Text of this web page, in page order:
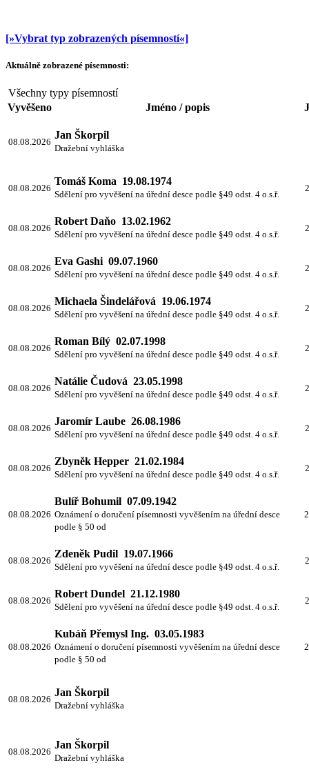
[»Vybrat typ zobrazených písemností«]
Aktuálně zobrazené písemnosti:
Všechny typy písemností
Vyvěšeno
Jméno / popis
08.08.2026
Jan Škorpil
Dražební vyhláška
08.08.2026
Tomáš Koma 19.08.1974
Sdělení pro vyvěšení na úřední desce podle §49 odst. 4 o.s.ř.
08.08.2026
Robert Daňo 13.02.1962
Sdělení pro vyvěšení na úřední desce podle §49 odst. 4 o.s.ř.
08.08.2026
Eva Gashi 09.07.1960
Sdělení pro vyvěšení na úřední desce podle §49 odst. 4 o.s.ř.
08.08.2026
Michaela Šindelářová 19.06.1974
Sdělení pro vyvěšení na úřední desce podle §49 odst. 4 o.s.ř.
08.08.2026
Roman Bílý 02.07.1998
Sdělení pro vyvěšení na úřední desce podle §49 odst. 4 o.s.ř.
08.08.2026
Natálie Čudová 23.05.1998
Sdělení pro vyvěšení na úřední desce podle §49 odst. 4 o.s.ř.
08.08.2026
Jaromír Laube 26.08.1986
Sdělení pro vyvěšení na úřední desce podle §49 odst. 4 o.s.ř.
08.08.2026
Zbyněk Hepper 21.02.1984
Sdělení pro vyvěšení na úřední desce podle §49 odst. 4 o.s.ř.
08.08.2026
Bulíř Bohumil 07.09.1942
Oznámení o doručení písemnosti vyvěšením na úřední desce
podle § 50 od
08.08.2026
Zdeněk Pudil 19.07.1966
Sdělení pro vyvěšení na úřední desce podle §49 odst. 4 o.s.ř.
08.08.2026
Robert Dundel 21.12.1980
Sdělení pro vyvěšení na úřední desce podle §49 odst. 4 o.s.ř.
08.08.2026
Kubáň Přemysl Ing. 03.05.1983
Oznámení o doručení písemnosti vyvěšením na úřední desce
podle § 50 od
08.08.2026
Jan Škorpil
Dražební vyhláška
08.08.2026
Jan Škorpil
Dražební vyhláška